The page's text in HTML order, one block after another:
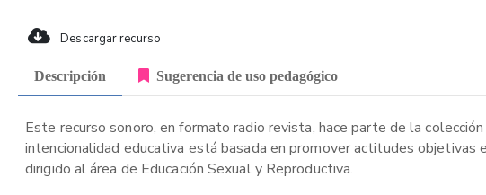
Descargar recurso
Descripción Sugerencia de uso pedagógico
Este recurso sonoro, en formato radio revista, hace parte de la
intencionalidad educativa está basada en promover actitudes
dirigido al área de Educación Sexual y Reproductiva.